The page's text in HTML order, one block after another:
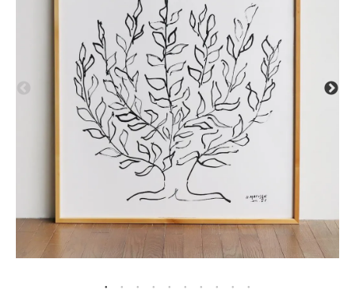
ポイントについて
配送料について
ラッピングについて
メールマガジン